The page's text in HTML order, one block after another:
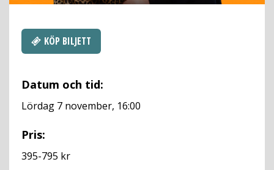
KÖP BILJETT
Datum och tid:
Lördag 7 november, 16:00
Pris:
395-795 kr